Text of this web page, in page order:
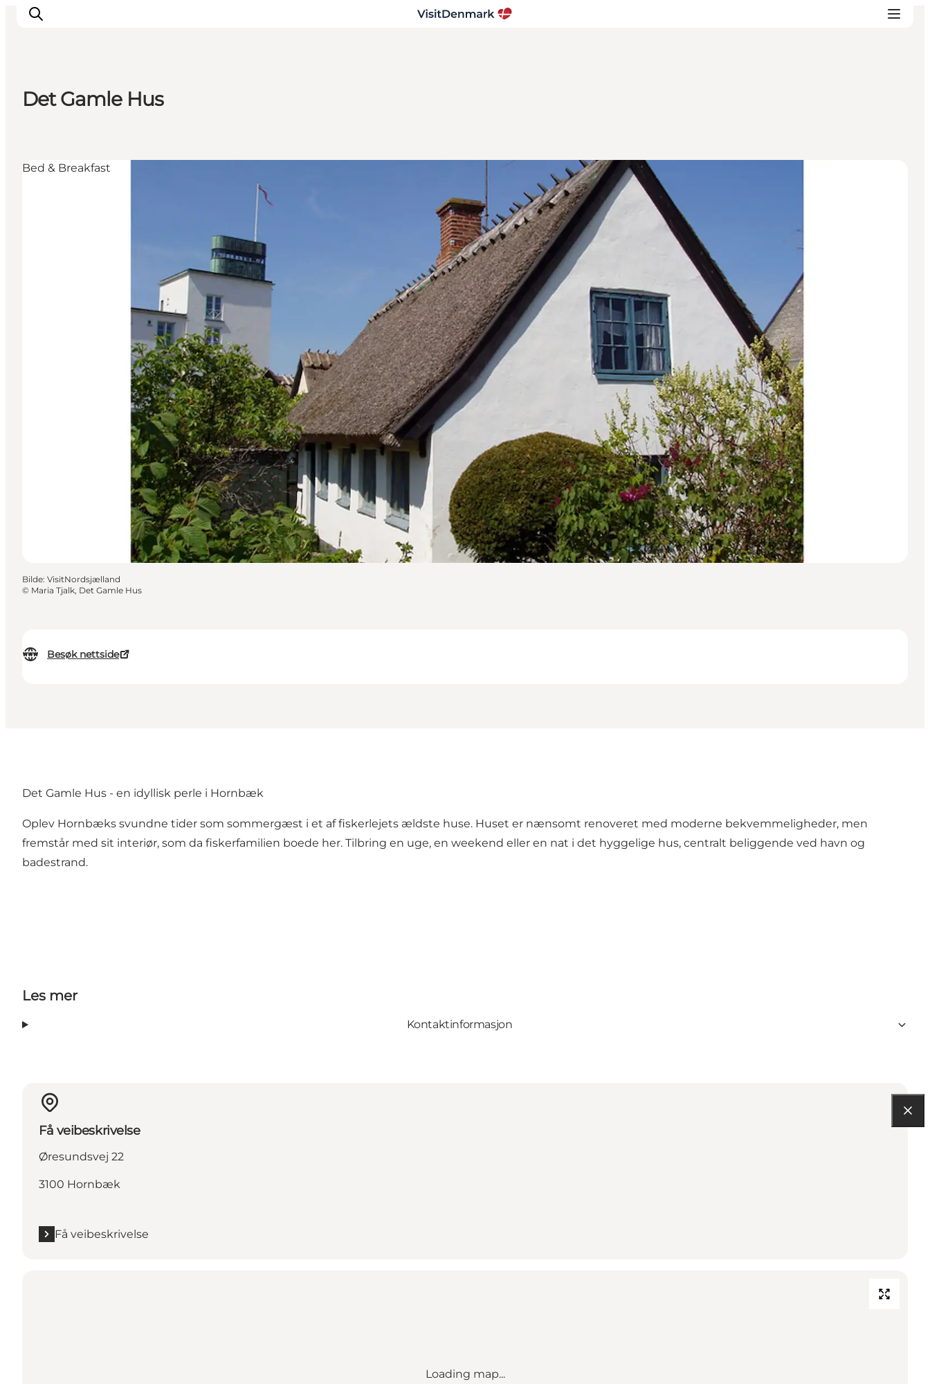
Overnatting
Det Gamle Hus
Besøk nettside
Bed & Breakfast
Bilde: VisitNordsjælland
© Maria Tjalk, Det Gamle Hus
Det Gamle Hus - en idyllisk perle i Hornbæk
Oplev Hornbæks svundne tider som sommergæst i et af fiskerlejets ældste huse. Huset er nænsomt renoveret med moderne bekvemmeligheder, men
fremstår med sit interiør, som da fiskerfamilien boede her. Tilbring en uge, en weekend eller en nat i det hyggelige hus, centralt beliggende ved havn og
badestrand.
Les mer
Kontaktinformasjon
Få veibeskrivelse
Øresundsvej 22
3100 Hornbæk
Få veibeskrivelse
Loading map...